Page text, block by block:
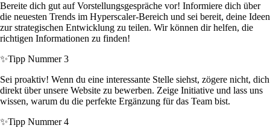
Bereite dich gut auf Vorstellungsgespräche vor! Informiere dich über
die neuesten Trends im Hyperscaler-Bereich und sei bereit, deine Ideen
zur strategischen Entwicklung zu teilen. Wir können dir helfen, die
richtigen Informationen zu finden!
✨Tipp Nummer 3
Sei proaktiv! Wenn du eine interessante Stelle siehst, zögere nicht, dich
direkt über unsere Website zu bewerben. Zeige Initiative und lass uns
wissen, warum du die perfekte Ergänzung für das Team bist.
✨Tipp Nummer 4